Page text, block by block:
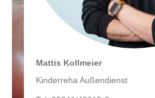
Mattis Kollmeier
Kinderreha Außendienst